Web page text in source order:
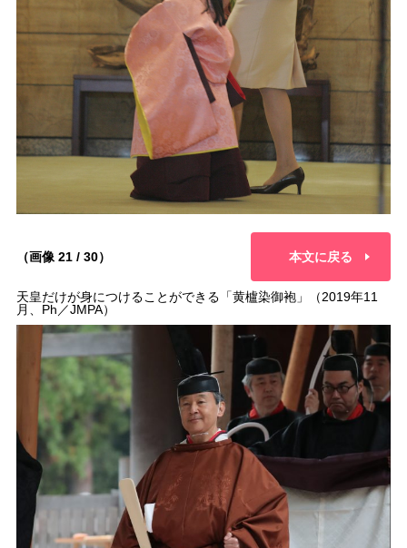
（画像 21 / 30） 本文に戻る
天皇だけが身につけることができる「黄櫨染御袍」（2019年11
月、Ph／JMPA）